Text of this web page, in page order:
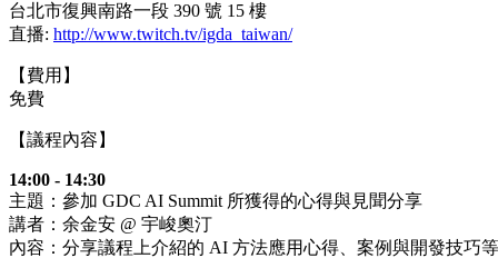
台北市復興南路一段 390 號 15 樓
直播: http://www.twitch.tv/igda_taiwan/
【費用】
免費
【議程內容】
14:00 - 14:30
主題：參加 GDC AI Summit 所獲得的心得與見聞分享
講者：余金安 @ 宇峻奧汀
內容：分享議程上介紹的 AI 方法應用心得、案例與開發技巧等